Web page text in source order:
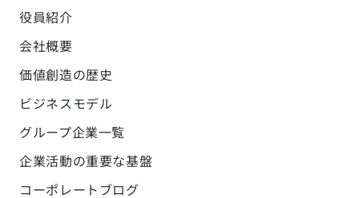
役員紹介
会社概要
価値創造の歴史
ビジネスモデル
グループ企業一覧
企業活動の重要な基盤
コーポレートブログ